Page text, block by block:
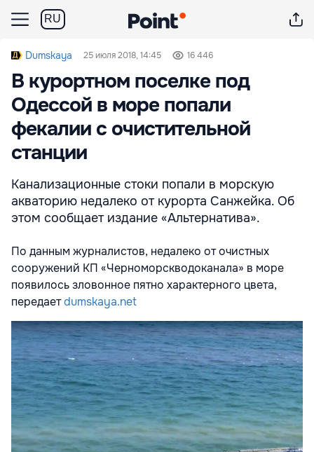
RU
Dumskaya 25 июля 2018, 14:45 16 446
В курортном поселке под
Одессой в море попали
фекалии с очистительной
станции
Канализационные стоки попали в морскую
акваторию недалеко от курорта Санжейка. Об
этом сообщает издание «Альтернатива».
По данным журналистов, недалеко от очистных
сооружений КП «Черноморскводоканала» в море
появилось зловонное пятно характерного цвета,
передаетdumskaya.net